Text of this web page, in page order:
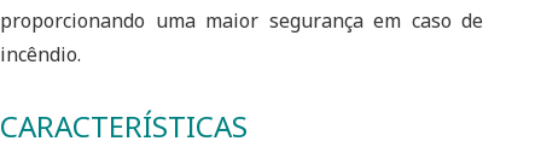
proporcionando uma maior segurança em caso de
incêndio.
CARACTERÍSTICAS